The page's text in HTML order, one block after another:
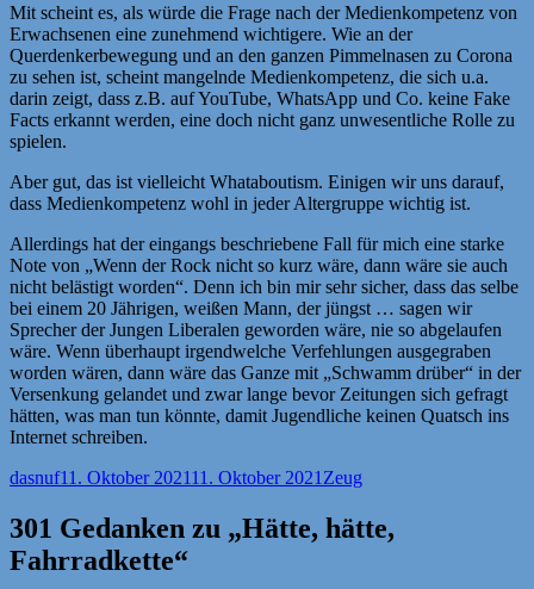
Mit scheint es, als würde die Frage nach der Medienkompetenz von
Erwachsenen eine zunehmend wichtigere. Wie an der
Querdenkerbewegung und an den ganzen Pimmelnasen zu Corona
zu sehen ist, scheint mangelnde Medienkompetenz, die sich u.a.
darin zeigt, dass z.B. auf YouTube, WhatsApp und Co. keine Fake
Facts erkannt werden, eine doch nicht ganz unwesentliche Rolle zu
spielen.
Aber gut, das ist vielleicht Whataboutism. Einigen wir uns darauf,
dass Medienkompetenz wohl in jeder Altergruppe wichtig ist.
Allerdings hat der eingangs beschriebene Fall für mich eine starke
Note von „Wenn der Rock nicht so kurz wäre, dann wäre sie auch
nicht belästigt worden“. Denn ich bin mir sehr sicher, dass das selbe
bei einem 20 Jährigen, weißen Mann, der jüngst … sagen wir
Sprecher der Jungen Liberalen geworden wäre, nie so abgelaufen
wäre. Wenn überhaupt irgendwelche Verfehlungen ausgegraben
worden wären, dann wäre das Ganze mit „Schwamm drüber“ in der
Versenkung gelandet und zwar lange bevor Zeitungen sich gefragt
hätten, was man tun könnte, damit Jugendliche keinen Quatsch ins
Internet schreiben.
Autor
dasnufVeröffentlicht
11. Oktober 202111. Oktober 2021 Kategorien
Zeug
301 Gedanken zu „Hätte, hätte,
Fahrradkette“